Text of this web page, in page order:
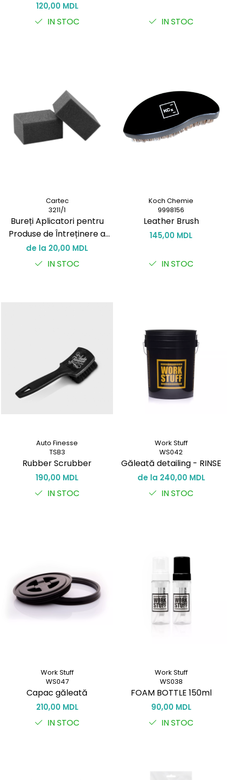
profesional 3 lavete 320
g/m² pentru corecție și
120,00 MDL
IN STOC IN STOC
Cartec
3211/1
Bureți Aplicatori pentru
Produse de Întreținere a
Plasticelor și Vinylului
de la 20,00 MDL
IN STOC
Koch Chemie
9998156
Leather Brush
145,00 MDL
IN STOC
Auto Finesse
TSB3
Rubber Scrubber
190,00 MDL
IN STOC
Work Stuff
WS042
Găleată detailing - RINSE
de la 240,00 MDL
IN STOC
Work Stuff
WS047
Capac găleată
210,00 MDL
IN STOC
Work Stuff
WS038
FOAM BOTTLE 150ml
90,00 MDL
IN STOC